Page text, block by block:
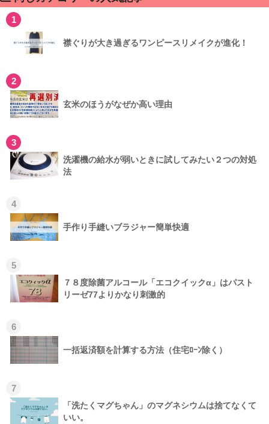
1
襟ぐりが大き過ぎるワンピースリメイクが進化！
2
玄米のほうがなぜか高い理由
3
洗濯機の給水が弱いときに試してみたい２つの対処
法
4
手作り手縫いブラジャー簡単快適
5
７８度除菌アルコール「エコクイックα」はパスト
リーゼ77よりかなり刺激的
6
一括返済額を計算する方法（住宅ﾛｰﾝ除く）
7
「洗たくマグちゃん」のマグネシウムは捨てなくて
いい。